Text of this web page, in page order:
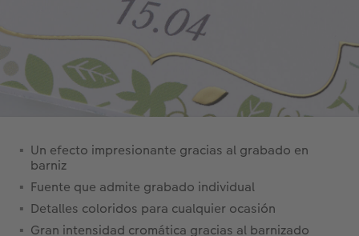
Un efecto impresionante gracias al grabado en
barniz
Fuente que admite grabado individual
Detalles coloridos para cualquier ocasión
Gran intensidad cromática gracias al barnizado